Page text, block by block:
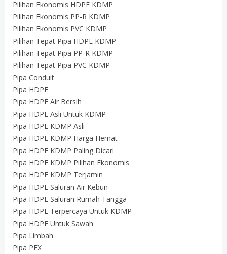
Pilihan Ekonomis HDPE KDMP
Pilihan Ekonomis PP-R KDMP
Pilihan Ekonomis PVC KDMP
Pilihan Tepat Pipa HDPE KDMP
Pilihan Tepat Pipa PP-R KDMP
Pilihan Tepat Pipa PVC KDMP
Pipa Conduit
Pipa HDPE
Pipa HDPE Air Bersih
Pipa HDPE Asli Untuk KDMP
Pipa HDPE KDMP Asli
Pipa HDPE KDMP Harga Hemat
Pipa HDPE KDMP Paling Dicari
Pipa HDPE KDMP Pilihan Ekonomis
Pipa HDPE KDMP Terjamin
Pipa HDPE Saluran Air Kebun
Pipa HDPE Saluran Rumah Tangga
Pipa HDPE Terpercaya Untuk KDMP
Pipa HDPE Untuk Sawah
Pipa Limbah
Pipa PEX